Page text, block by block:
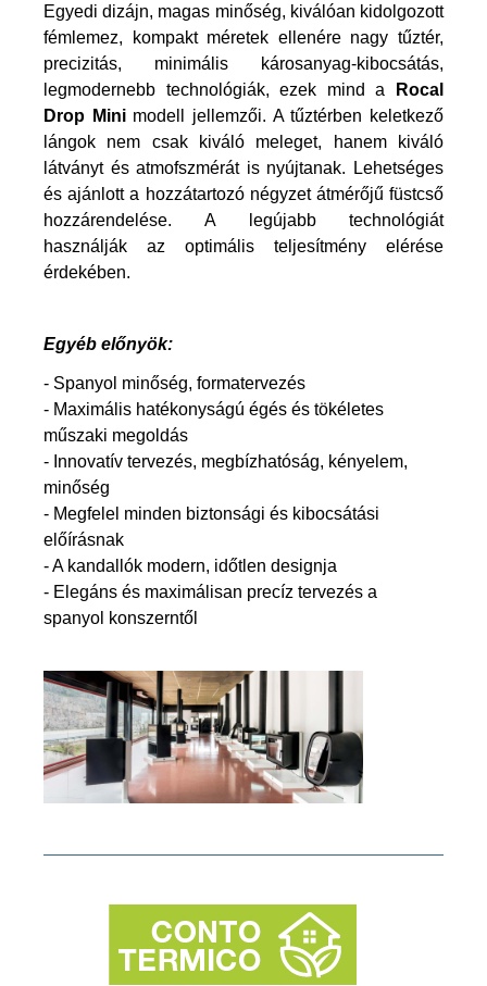
Egyedi dizájn, magas minőség, kiválóan kidolgozott
fémlemez, kompakt méretek ellenére nagy tűztér,
precizitás, minimális károsanyag-kibocsátás,
legmodernebb technológiák, ezek mind a
Rocal
Drop Mini modell jellemzői. A tűztérben keletkező
lángok nem csak kiváló meleget, hanem kiváló
látványt és atmofszmérát is nyújtanak. Lehetséges
és ajánlott a hozzátartozó négyzet átmérőjű füstcső
hozzárendelése. A legújabb technológiát
használják az optimális teljesítmény elérése
érdekében.
Egyéb előnyök:
- Spanyol minőség, formatervezés
- Maximális hatékonyságú égés és tökéletes
műszaki megoldás
- Innovatív tervezés, megbízhatóság, kényelem,
minőség
- Megfelel minden biztonsági és kibocsátási
előírásnak
- A kandallók modern, időtlen designja
- Elegáns és maximálisan precíz tervezés a
spanyol konszerntől